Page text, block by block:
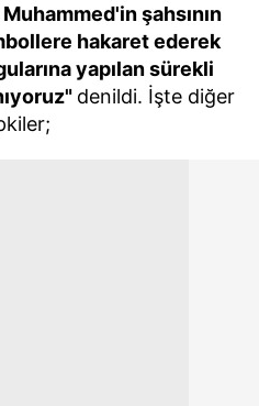
şahsının
hakaret ederek
yapılan sürekli
denildi. İşte diğer